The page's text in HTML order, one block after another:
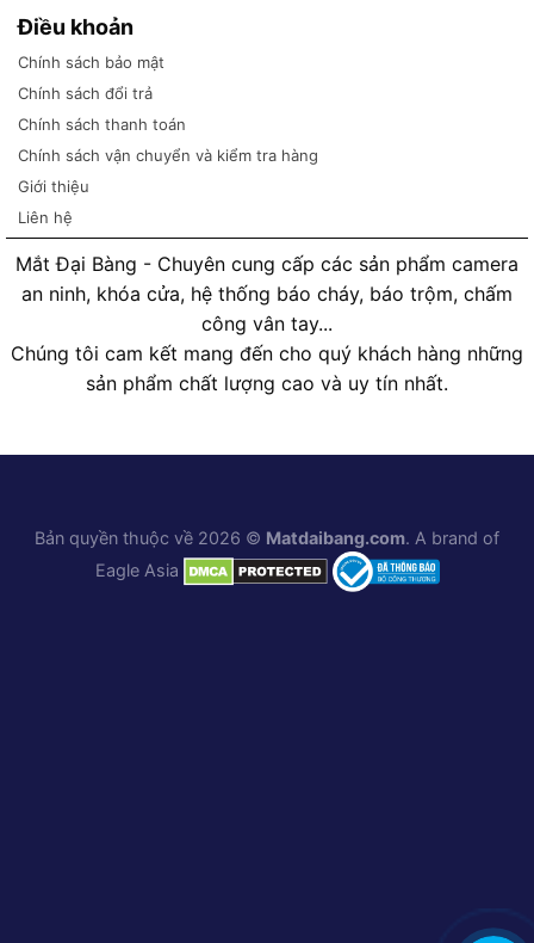
Điều khoản
Chính sách bảo mật
Chính sách đổi trả
Chính sách thanh toán
Chính sách vận chuyển và kiểm tra hàng
Giới thiệu
Liên hệ
Mắt Đại Bàng - Chuyên cung cấp các sản phẩm camera
an ninh, khóa cửa, hệ thống báo cháy, báo trộm, chấm
công vân tay...
Chúng tôi cam kết mang đến cho quý khách hàng những
sản phẩm chất lượng cao và uy tín nhất.
Bản quyền thuộc về 2026 © Matdaibang.com. A brand of
Eagle Asia